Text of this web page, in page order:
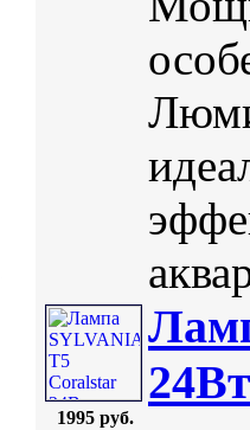
1995 руб.